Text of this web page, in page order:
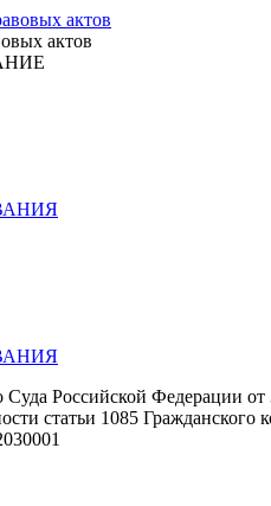
актов
Суда Российской Федерации
статьи 1085